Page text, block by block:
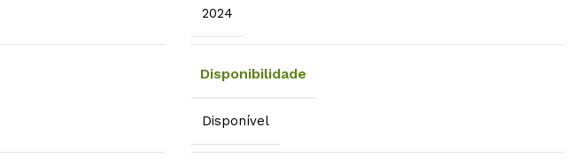
2024
Disponibilidade
Disponível